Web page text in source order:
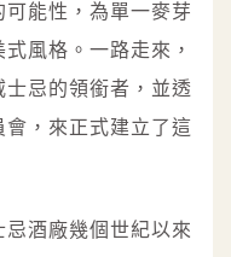
能性，為單一麥芽
風格。一路走來，
忌的領銜者，並透
，來正式建立了這
酒廠幾個世紀以來